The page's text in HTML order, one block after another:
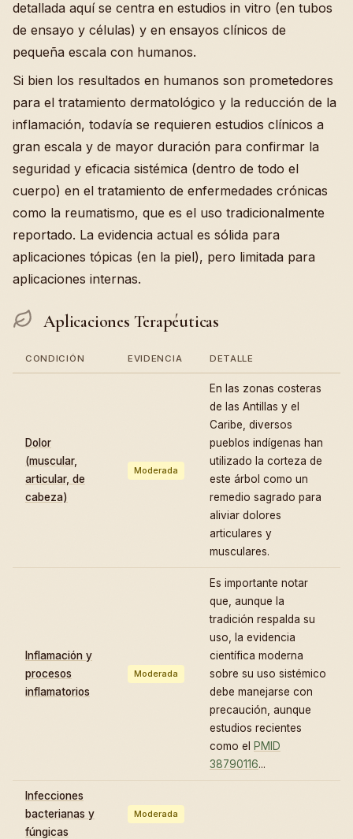
detallada aquí se centra en estudios in vitro (en tubos
de ensayo y células) y en ensayos clínicos de
pequeña escala con humanos.
Si bien los resultados en humanos son prometedores
para el tratamiento dermatológico y la reducción de la
inflamación, todavía se requieren estudios clínicos a
gran escala y de mayor duración para confirmar la
seguridad y eficacia sistémica (dentro de todo el
cuerpo) en el tratamiento de enfermedades crónicas
como la reumatismo, que es el uso tradicionalmente
reportado. La evidencia actual es sólida para
aplicaciones tópicas (en la piel), pero limitada para
aplicaciones internas.
Aplicaciones Terapéuticas
CONDICIÓN EVIDENCIA DETALLE
Dolor
(muscular,
articular, de
cabeza)
Moderada
En las zonas costeras
de las Antillas y el
Caribe, diversos
pueblos indígenas han
utilizado la corteza de
este árbol como un
remedio sagrado para
aliviar dolores
articulares y
musculares.
Inflamación y
procesos
inflamatorios
Moderada
Es importante notar
que, aunque la
tradición respalda su
uso, la evidencia
científica moderna
sobre su uso sistémico
debe manejarse con
precaución, aunque
estudios recientes
como el
PMID
38790116...
Infecciones
bacterianas y
fúngicas
Moderada